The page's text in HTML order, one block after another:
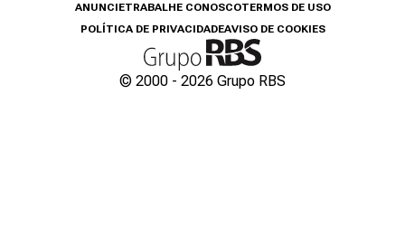
ANUNCIETRABALHE CONOSCOTERMOS DE USO
POLÍTICA DE PRIVACIDADEAVISO DE COOKIES
© 2000 - 2026 Grupo RBS